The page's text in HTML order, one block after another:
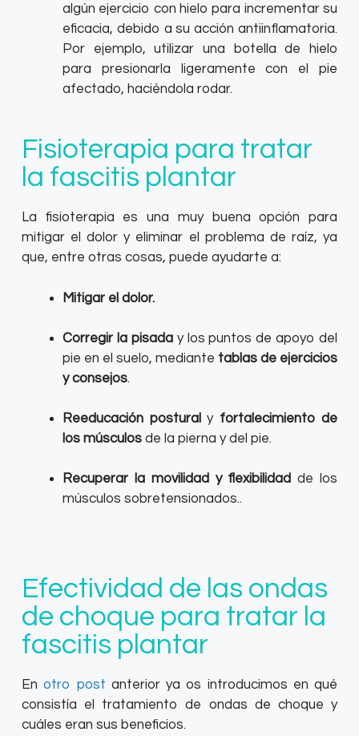
algún ejercicio con hielo para incrementar su
eficacia, debido a su acción antiinflamatoria.
Por ejemplo, utilizar una botella de hielo
para presionarla ligeramente con el pie
afectado, haciéndola rodar.
Fisioterapia para tratar
la fascitis plantar
La fisioterapia es una muy buena opción para
mitigar el dolor y eliminar el problema de raíz, ya
que, entre otras cosas, puede ayudarte a:
Mitigar el dolor.
Corregir la pisada y los puntos de apoyo del
pie en el suelo, mediante tablas de ejercicios
y consejos.
Reeducación postural y fortalecimiento de
los músculos de la pierna y del pie.
Recuperar la movilidad y flexibilidadde los
músculos sobretensionados..
Efectividad de las ondas
de choque para tratar la
fascitis plantar
Enotro post anterior ya os introducimos en qué
consistía el tratamiento de ondas de choque y
cuáles eran sus beneficios.